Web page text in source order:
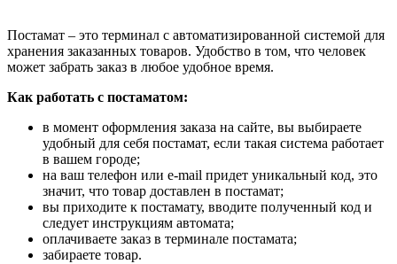
Постамат – это терминал с автоматизированной системой для
хранения заказанных товаров. Удобство в том, что человек
может забрать заказ в любое удобное время.
Как работать с постаматом:
в момент оформления заказа на сайте, вы выбираете
удобный для себя постамат, если такая система работает
в вашем городе;
на ваш телефон или e-mail придет уникальный код, это
значит, что товар доставлен в постамат;
вы приходите к постамату, вводите полученный код и
следует инструкциям автомата;
оплачиваете заказ в терминале постамата;
забираете товар.